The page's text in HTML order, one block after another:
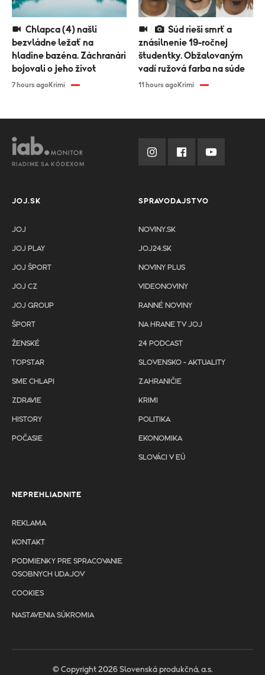
bezvládne ležať na
hladine bazéna. Záchranári
bojovali o jeho život
7 hours agoKrimi
znásilnenie 19-ročnej
študentky. Obžalovaným
vadí ružová farba na súde
11 hours agoKrimi
RIADIME SA KÓDEXOM
JOJ.SK
JOJ
JOJ PLAY
JOJ ŠPORT
JOJ CZ
JOJ GROUP
ŠPORT
ŽENSKÉ
TOPSTAR
SME CHLAPI
ZDRAVIE
HISTORY
POČASIE
SPRAVODAJSTVO
NOVINY.SK
JOJ24.SK
NOVINY PLUS
VIDEONOVINY
RANNÉ NOVINY
NA HRANE TV JOJ
24 PODCAST
SLOVENSKO - AKTUALITY
ZAHRANIČIE
KRIMI
POLITIKA
EKONOMIKA
SLOVÁCI V EÚ
NEPREHLIADNITE
REKLAMA
KONTAKT
PODMIENKY PRE SPRACOVANIE
OSOBNYCH UDAJOV
COOKIES
NASTAVENIA SÚKROMIA
© Copyright 2026 Slovenská produkčná, a.s.